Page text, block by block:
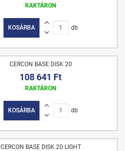
RAKTÁRON
KOSÁRBA db
CERCON BASE DISK 20
108 641 Ft
RAKTÁRON
KOSÁRBA db
CERCON BASE DISK 20 LIGHT